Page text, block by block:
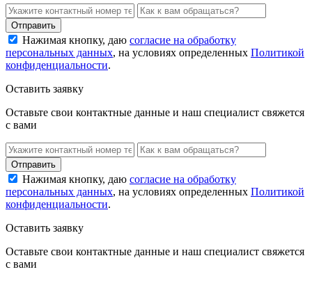
Нажимая кнопку, даю согласие на обработку
персональных данных, на условиях определенных Политикой
конфиденциальности.
Оставить заявку
Оставьте свои контактные данные и наш специалист свяжется
с вами
Нажимая кнопку, даю согласие на обработку
персональных данных, на условиях определенных Политикой
конфиденциальности.
Оставить заявку
Оставьте свои контактные данные и наш специалист свяжется
с вами